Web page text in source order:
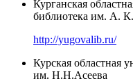
Курганская
библиотека им. А.
http://yugovalib.ru/
Курская областная
им. Н.Н.Асеева